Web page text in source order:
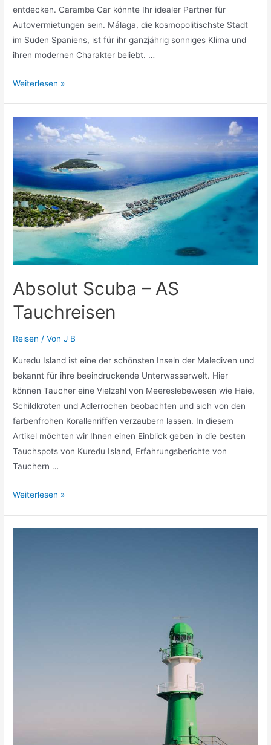
entdecken. Caramba Car könnte Ihr idealer Partner für
Autovermietungen sein. Málaga, die kosmopolitischste Stadt
im Süden Spaniens, ist für ihr ganzjährig sonniges Klima und
ihren modernen Charakter beliebt. …
Entdecken
Caramba
Car:
Ihre
Costa
del
Sol
Weiterlesen »
Absolut Scuba – AS
Tauchreisen
Reisen / VonJ B
Kuredu Island ist eine der schönsten Inseln der Malediven und
bekannt für ihre beeindruckende Unterwasserwelt. Hier
können Taucher eine Vielzahl von Meereslebewesen wie Haie,
Schildkröten und Adlerrochen beobachten und sich von den
farbenfrohen Korallenriffen verzaubern lassen. In diesem
Artikel möchten wir Ihnen einen Einblick geben in die besten
Tauchspots von Kuredu Island, Erfahrungsberichte von
Tauchern …
Absolut
Weiterlesen »